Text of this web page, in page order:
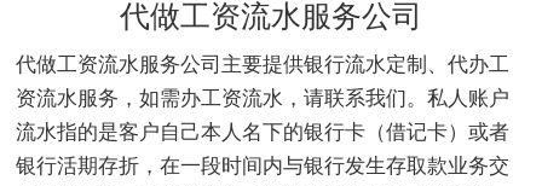
代做工资流水服务公司
代做工资流水服务公司主要提供银行流水定制、代办工
资流水服务，如需办工资流水，请联系我们。私人账户
流水指的是客户自己本人名下的银行卡（借记卡）或者
银行活期存折，在一段时间内与银行发生存取款业务交